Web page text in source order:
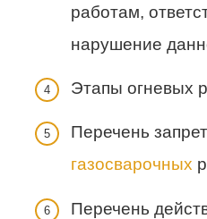
работам,
нарушение
Этапы огневых
Перечень
газосварочных
Перечень